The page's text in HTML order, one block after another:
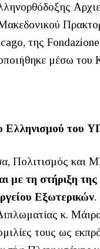
της
μέσω του
Ελληνισμού του
Πολιτισμός και
με τη στήριξη
Εξωτερικών.
κ.
τους ως